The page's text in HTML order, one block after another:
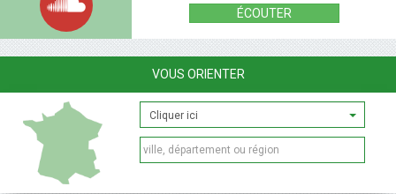
ÉCOUTER
VOUS ORIENTER